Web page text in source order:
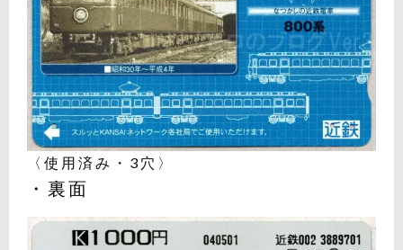
〈使用済み・3穴〉
・裏面